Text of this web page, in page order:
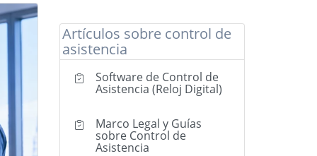
Artículos sobre control de
asistencia
Software de Control de
Asistencia (Reloj Digital)
Marco Legal y Guías
sobre Control de
Asistencia